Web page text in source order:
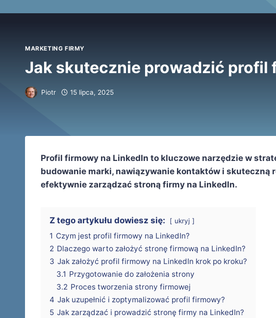
MARKETING FIRMY
Jak skutecznie prowadzić profil
Piotr 15 lipca, 2025
Profil firmowy na LinkedIn to kluczowe narzędzie w
budowanie marki, nawiązywanie kontaktów i skuteczną
efektywnie zarządzać stroną firmy na LinkedIn.
Z tego artykułu dowiesz się: ukryj
1 Czym jest profil firmowy na LinkedIn?
2 Dlaczego warto założyć stronę firmową na LinkedIn?
3 Jak założyć profil firmowy na LinkedIn krok po kroku?
3.1 Przygotowanie do założenia strony
3.2 Proces tworzenia strony firmowej
4 Jak uzupełnić i zoptymalizować profil firmowy?
5 Jak zarządzać i prowadzić stronę firmy na LinkedIn?